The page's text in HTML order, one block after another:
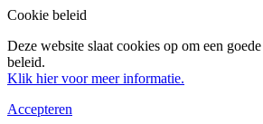
Cookie beleid
Deze website slaat cookies op om een
beleid.
Klik hier voor meer informatie.
Accepteren